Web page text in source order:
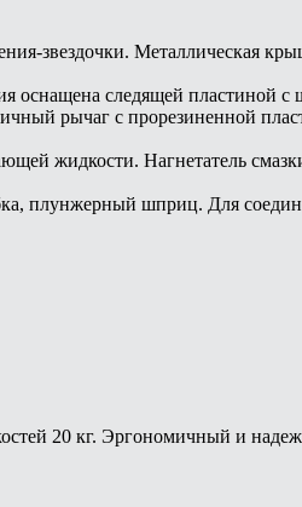
звездочки. Металлическая
оснащена следящей пластиной
рычаг с прорезиненной
жидкости. Нагнетатель
плунжерный шприц. Для
20 кг. Эргономичный и